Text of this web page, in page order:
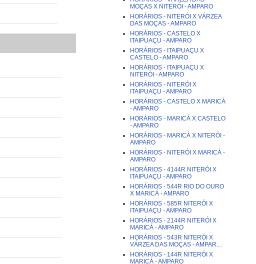
MOÇAS X NITERÓI - AMPARO
HORÁRIOS - NITERÓI X VÁRZEA
DAS MOÇAS - AMPARO
HORÁRIOS - CASTELO X
ITAIPUAÇU - AMPARO
HORÁRIOS - ITAIPUAÇU X
CASTELO - AMPARO
HORÁRIOS - ITAIPUAÇU X
NITERÓI - AMPARO
HORÁRIOS - NITERÓI X
ITAIPUAÇU - AMPARO
HORÁRIOS - CASTELO X MARICÁ
- AMPARO
HORÁRIOS - MARICÁ X CASTELO
- AMPARO
HORÁRIOS - MARICÁ X NITERÓI -
AMPARO
HORÁRIOS - NITERÓI X MARICÁ -
AMPARO
HORÁRIOS - 4144R NITERÓI X
ITAIPUAÇU - AMPARO
HORÁRIOS - 544R RIO DO OURO
X MARICÁ - AMPARO
HORÁRIOS - 585R NITERÓI X
ITAIPUAÇU - AMPARO
HORÁRIOS - 2144R NITERÓI X
MARICÁ - AMPARO
HORÁRIOS - 543R NITERÓI X
VÁRZEA DAS MOÇAS - AMPAR...
HORÁRIOS - 144R NITERÓI X
MARICÁ - AMPARO